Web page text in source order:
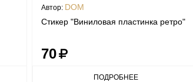
Автор: DOM
Стикер "Виниловая пластинка ретро"
70
ПОДРОБНЕЕ